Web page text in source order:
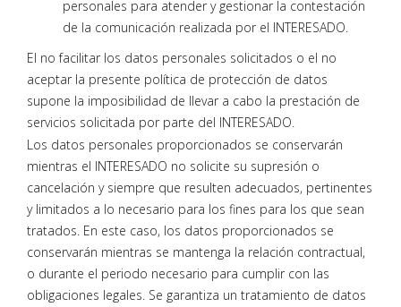
personales para atender y gestionar la contestación
de la comunicación realizada por el INTERESADO.
El no facilitar los datos personales solicitados o el no
aceptar la presente política de protección de datos
supone la imposibilidad de llevar a cabo la prestación de
servicios solicitada por parte del INTERESADO.
Los datos personales proporcionados se conservarán
mientras el INTERESADO no solicite su supresión o
cancelación y siempre que resulten adecuados, pertinentes
y limitados a lo necesario para los fines para los que sean
tratados. En este caso, los datos proporcionados se
conservarán mientras se mantenga la relación contractual,
o durante el periodo necesario para cumplir con las
obligaciones legales. Se garantiza un tratamiento de datos